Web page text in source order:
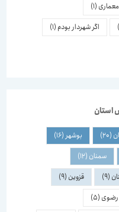
(1)
اگر شهردار بودم(1)
بوشهر(16)
سمنان(12)
قزوین(9)
(5)